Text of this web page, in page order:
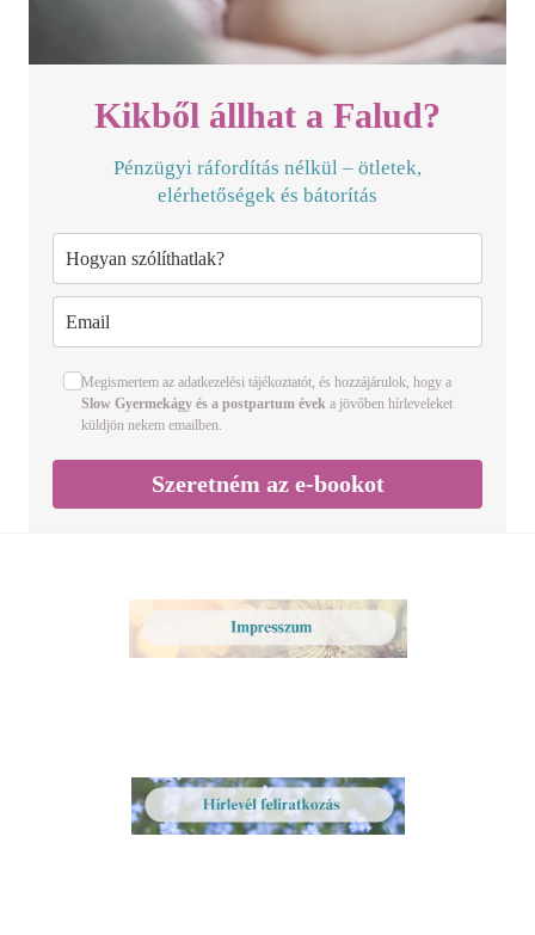
Kikből állhat a Falud?
Pénzügyi ráfordítás nélkül – ötletek,
elérhetőségek és bátorítás
Megismertem az adatkezelési tájékoztatót, és hozzájárulok, hogy a
Slow Gyermekágy és a postpartum évek a jövőben hírleveleket
küldjön nekem emailben.
Szeretném az e-bookot